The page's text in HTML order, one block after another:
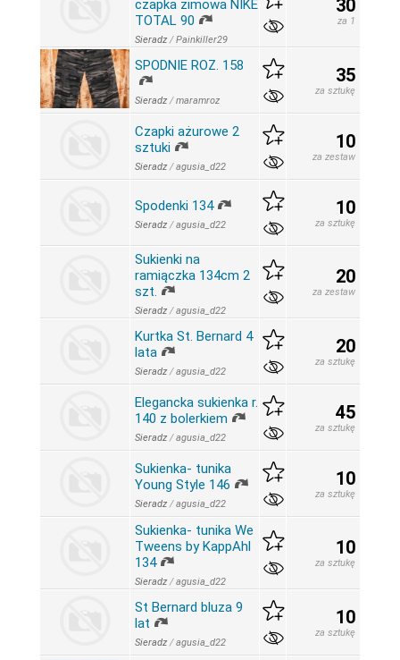
czapka zimowa NIKE
TOTAL 90
Sieradz /Painkiller29
30
za 1
SPODNIE ROZ. 158
Sieradz /maramroz
35
za sztukę
Czapki ażurowe 2
sztuki
Sieradz /agusia_d22
10
za zestaw
Spodenki 134
Sieradz /agusia_d22
10
za sztukę
Sukienki na
ramiączka 134cm 2
szt.
Sieradz /agusia_d22
20
za zestaw
Kurtka St. Bernard 4
lata
Sieradz /agusia_d22
20
za sztukę
Elegancka sukienka r.
140 z bolerkiem
Sieradz /agusia_d22
45
za sztukę
Sukienka- tunika
Young Style 146
Sieradz /agusia_d22
10
za sztukę
Sukienka- tunika We
Tweens by KappAhl
134
Sieradz /agusia_d22
10
za sztukę
St Bernard bluza 9
lat
Sieradz /agusia_d22
10
za sztukę